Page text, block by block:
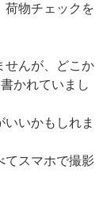
荷物チェックを
せんが、どこか
書かれていまし
いかもしれま
てスマホで撮影